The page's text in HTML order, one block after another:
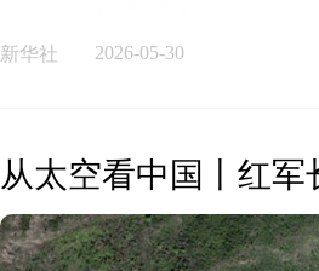
新华社 2026-05-30
从太空看中国丨红